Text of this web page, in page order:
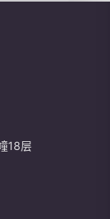
18层